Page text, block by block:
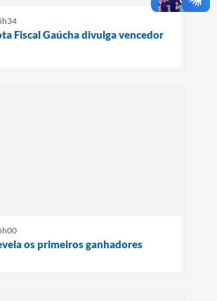
Fiscal Gaúcha divulga vencedor
os primeiros ganhadores